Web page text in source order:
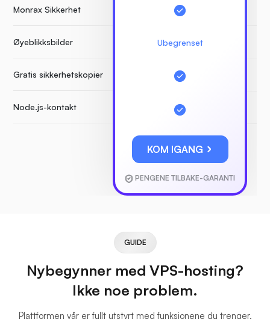
Monrax Sikkerhet
Øyeblikksbilder
Gratis sikkerhetskopier
Node.js-kontakt
Ubegrenset
KOM IGANG
PENGENE TILBAKE-GARANTI
GUIDE
Nybegynner med VPS-hosting?
Ikke noe problem.
Plattformen vår er fullt utstyrt med funksjonene du trenger,